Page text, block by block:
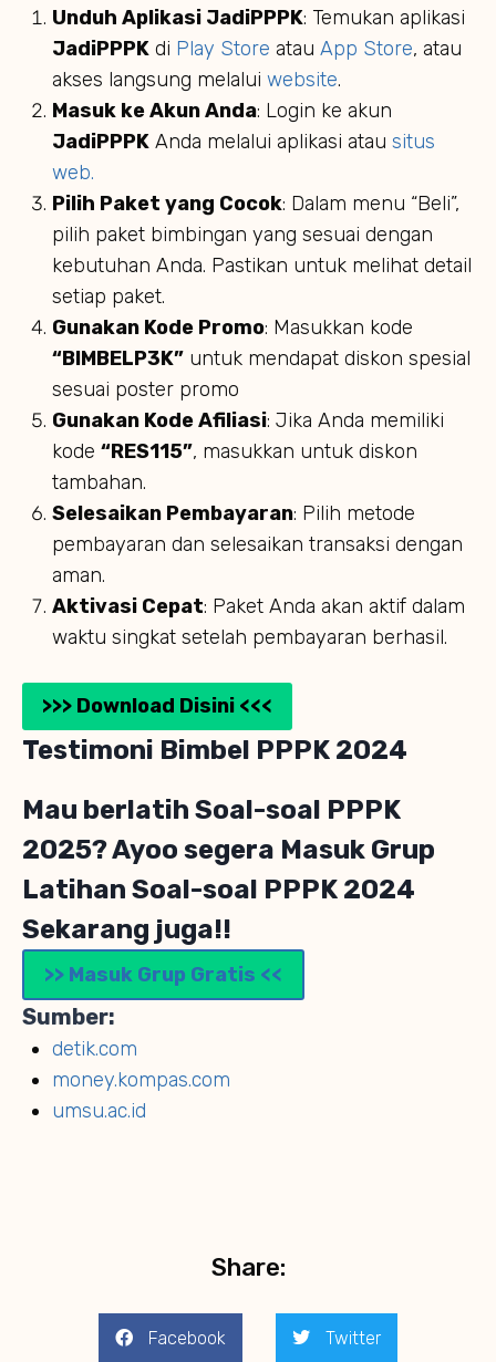
Unduh Aplikasi JadiPPPK: Temukan aplikasi
JadiPPPK di Play Store atau App Store, atau
akses langsung melalui website.
Masuk ke Akun Anda: Login ke akun
JadiPPPK Anda melalui aplikasi atau situs
web.
Pilih Paket yang Cocok: Dalam menu “Beli”,
pilih paket bimbingan yang sesuai dengan
kebutuhan Anda. Pastikan untuk melihat detail
setiap paket.
Gunakan Kode Promo: Masukkan kode
“BIMBELP3K” untuk mendapat diskon spesial
sesuai poster promo
Gunakan Kode Afiliasi: Jika Anda memiliki
kode “RES115”, masukkan untuk diskon
tambahan.
Selesaikan Pembayaran: Pilih metode
pembayaran dan selesaikan transaksi dengan
aman.
Aktivasi Cepat: Paket Anda akan aktif dalam
waktu singkat setelah pembayaran berhasil.
>>> Download Disini <<<
Testimoni Bimbel PPPK 2024
Mau berlatih Soal-soal PPPK
2025? Ayoo segera Masuk Grup
Latihan Soal-soal PPPK 2024
Sekarang juga!!
>> Masuk Grup Gratis <<
Sumber:
detik.com
money.kompas.com
umsu.ac.id
Share:
Facebook Twitter